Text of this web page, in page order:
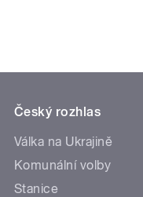
Český rozhlas
Válka na Ukrajině
Komunální volby
Stanice